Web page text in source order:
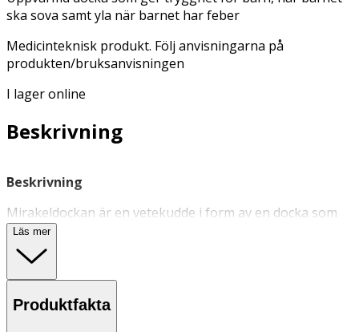
ska sova samt yla när barnet har feber
Medicinteknisk produkt. Följ anvisningarna på
produkten/bruksanvisningen
I lager online
Beskrivning
Beskrivning
Mirakeldockan är en vetekudde i form av en docka som
både kan värmas och kylas. En uppvärmd Mirakeldocka
ger trygghet när barnet ska sova. En kyld docka ger
lindring när vid feber. Innehåller 100% ren vete.
Användning
Läs mer
Produktfakta